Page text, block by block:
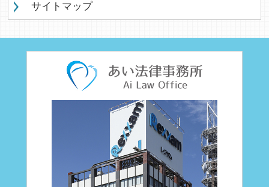
サイトマップ